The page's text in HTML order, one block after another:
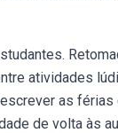
atividades
as
de volta às